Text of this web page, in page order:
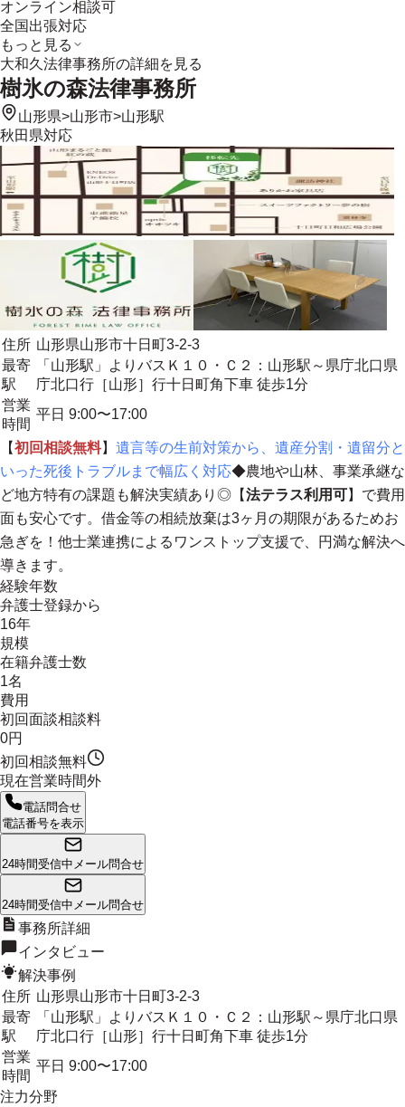
オンライン相談可
全国出張対応
もっと見る
大和久法律事務所の詳細を見る
樹氷の森法律事務所
山形県>山形市>山形駅
秋田県対応
住所 山形県山形市十日町3-2-3
最寄
駅
「山形駅」よりバスＫ１０・Ｃ２：山形駅～県庁北口県
庁北口行［山形］行十日町角下車 徒歩1分
営業
時間
平日 9:00〜17:00
【初回相談無料】 遺言等の生前対策から、遺産分割・遺留分と
いった死後トラブルまで幅広く対応◆農地や山林、事業承継な
ど地方特有の課題も解決実績あり◎【法テラス利用可】で費用
面も安心です。借金等の相続放棄は3ヶ月の期限があるためお
急ぎを！ 他士業連携によるワンストップ支援で、円満な解決へ
導きます。
経験年数
弁護士登録から
16年
規模
在籍弁護士数
1名
費用
初回面談相談料
0円
初回相談無料
現在営業時間外
電話問合せ
電話番号を表示
24時間受信中 メール問合せ
24時間受信中 メール問合せ
事務所詳細
インタビュー
解決事例
住所 山形県山形市十日町3-2-3
最寄
駅
「山形駅」よりバスＫ１０・Ｃ２：山形駅～県庁北口県
庁北口行［山形］行十日町角下車 徒歩1分
営業
時間
平日 9:00〜17:00
注力分野